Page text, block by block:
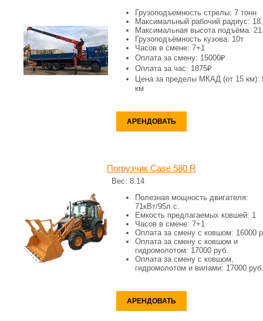
Грузоподъемность стрелы: 7 тонн
Максимальный рабочий радиус:
Максимальная высота подъёма:
Грузоподъёмность кузова: 10т
Часов в смене: 7+1
Оплата за смену: 15000₽
Оплата за час: 1875₽
Цена за пределы МКАД (от 15 км):
км
АРЕНДОВАТЬ
Погрузчик Case 580 R
Вес: 8.14
Полезная мощность двигателя:
71кВт/95л.с.
Емкость предлагаемых ковшей: 1
Часов в смене: 7+1
Оплата за смену c ковшом: 16000
Оплата за смену c ковшом и
гидромолотом: 17000 руб.
Оплата за смену c ковшом,
гидромолотом и вилами: 17000 руб.
АРЕНДОВАТЬ